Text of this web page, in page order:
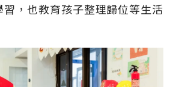
，也教育孩子整理歸位等生活